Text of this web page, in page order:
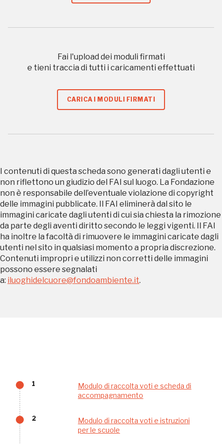
Fai l'upload dei moduli firmati
e tieni traccia di tutti i caricamenti effettuati
CARICA I MODULI FIRMATI
I contenuti di questa scheda sono generati dagli utenti e
non riflettono un giudizio del FAI sul luogo. La Fondazione
non è responsabile dell’eventuale violazione di copyright
delle immagini pubblicate. Il FAI eliminerà dal sito le
immagini caricate dagli utenti di cui sia chiesta la rimozione
da parte degli aventi diritto secondo le leggi vigenti. Il FAI
ha inoltre la facoltà di rimuovere le immagini caricate dagli
utenti nel sito in qualsiasi momento a propria discrezione.
Contenuti impropri e utilizzi non corretti delle immagini
possono essere segnalati
a: iluoghidelcuore@fondoambiente.it.
1
Modulo di raccolta voti e scheda di
accompagnamento
2
Modulo di raccolta voti e istruzioni
per le scuole
nei Beni FAI tutto l'anno
Gratis
Museo
Sansevero
Palazzo Strozzi
Milano
Tutto questo non
FAI - FONDO PER L'AMBIENTE ITALIANO ETS - Via Carlo Foldi, 2 - 20135
Milano
P.I.: 04358650150 - C.F.: 80102030154 - PEC:
80102030154ri@legalmail.it